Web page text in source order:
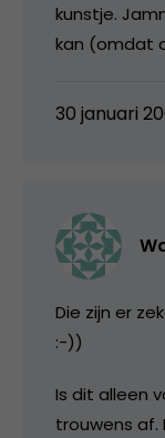
kunstje.
kan (omdat
30 januari
Die zijn er
:-))
Is dit alleen
trouwens af.